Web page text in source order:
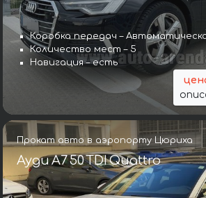
Коробка передач –
Количество мест – 5
Навигация – есть
Прокат авто в аэропорту Цюриха
Ауди A7 50 TDI Quattro